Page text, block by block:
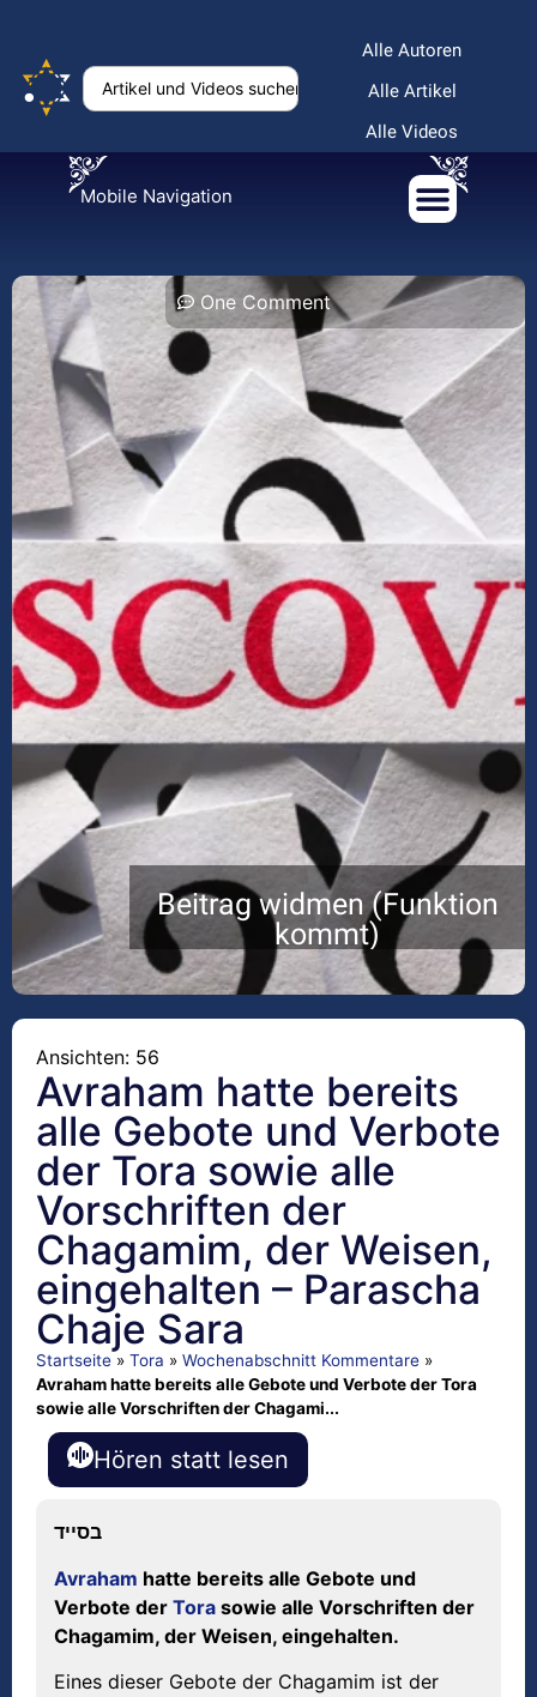
Alle Autoren
Alle Artikel
Alle Videos
Mobile Navigation
One Comment
Beitrag widmen (Funktion
kommt)
Ansichten: 56
Avraham hatte bereits
alle Gebote und Verbote
der Tora sowie alle
Vorschriften der
Chagamim, der Weisen,
eingehalten – Parascha
Chaje Sara
Startseite » Tora » Wochenabschnitt Kommentare »
Avraham hatte bereits alle Gebote und Verbote der Tora
sowie alle Vorschriften der Chagami...
Hören statt lesen
בסייד
Avraham hatte bereits alle Gebote und
Verbote der Tora sowie alle Vorschriften der
Chagamim, der Weisen, eingehalten.
Eines dieser Gebote der Chagamim ist der